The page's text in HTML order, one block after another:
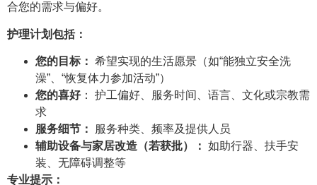
合您的需求与偏好。
护理计划包括：
您的目标： 希望实现的生活愿景（如“能独立安全洗
澡”、“恢复体力参加活动”）
您的喜好： 护工偏好、服务时间、语言、文化或宗教需
求
服务细节：
服务种类、频率及提供人员
辅助设备与家居改造（若获批）： 如助行器、扶手安
装、无障碍调整等
专业提示：